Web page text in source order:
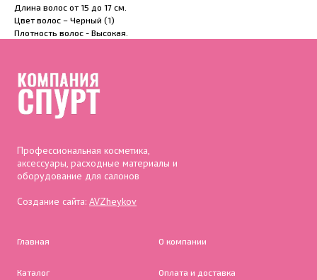
Длина волос от 15 до 17 см.
Цвет волос – Черный (1)
Плотность волос - Высокая.
Профессиональная косметика,
аксессуары, расходные материалы и
оборудование для салонов
Создание сайта: AVZheykov
Главная
Каталог
О компании
Оплата и доставка